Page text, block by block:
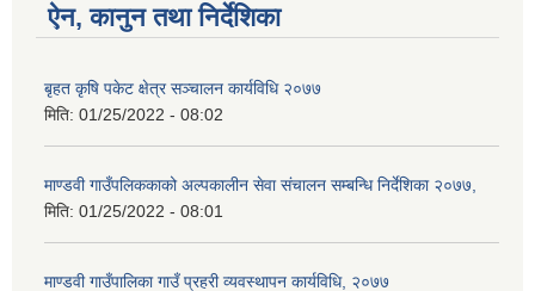
ऐन, कानुन तथा निर्देशिका
बृहत कृषि पकेट क्षेत्र सञ्चालन कार्यविधि २०७७
मिति: 01/25/2022 - 08:02
माण्डवी गाउँपलिककाको अल्पकालीन सेवा संचालन सम्बन्धि निर्देशिका २०७७,
मिति: 01/25/2022 - 08:01
माण्डवी गाउँपालिका गाउँ प्रहरी व्यवस्थापन कार्यविधि, २०७७